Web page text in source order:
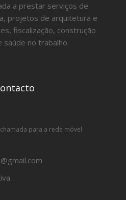
a prestar serviços de
projetos de arquitetura e
fiscalização, construção
saúde no trabalho.
para a rede móvel